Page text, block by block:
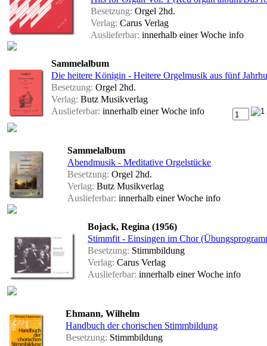
Besetzung: Orgel 2hd.
Verlag: Carus Verlag
Auslieferbar: innerhalb einer Woche info
Sammelalbum
Die heitere Königin - Heitere Orgelmusik aus fünf
Besetzung: Orgel 2hd.
Verlag: Butz Musikverlag
Auslieferbar: innerhalb einer Woche info
Sammelalbum
Abendmusik - Meditative Orgelstücke
Besetzung: Orgel 2hd.
Verlag: Butz Musikverlag
Auslieferbar: innerhalb einer Woche info
Bojack, Regina (1956)
Stimmfit - Einsingen im Chor
Besetzung: Stimmbildung
Verlag: Carus Verlag
Auslieferbar: innerhalb einer Woche info
Ehmann, Wilhelm
Handbuch der chorischen Stimmbildung
Besetzung: Stimmbildung